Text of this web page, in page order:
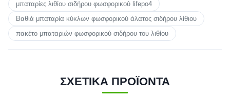
μπαταρίες λιθίου σιδήρου φωσφορικού lifepo4
Βαθιά μπαταρία κύκλων φωσφορικού άλατος σιδήρου λίθιου
πακέτο μπαταριών φωσφορικού σιδήρου του λιθίου
ΣΧΕΤΙΚΑ ΠΡΟΪΟΝΤΑ